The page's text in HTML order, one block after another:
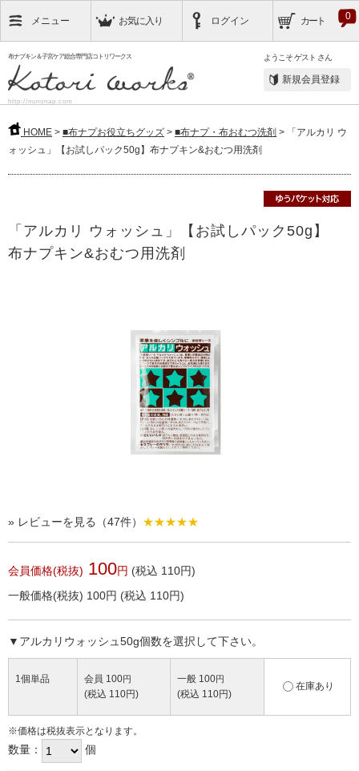
布ナプキン＆子宮ケア総合専門店コトリワークス
http://nunonap.com
ようこそゲスト さん
新規会員登録
メニュー お気に入り ログイン カート 0
HOME > ■布ナプお役立ちグッズ > ■布ナプ・布おむつ洗剤 > 「アルカリ ウ
ォッシュ」【お試しパック50g】布ナプキン&おむつ用洗剤
「アルカリ ウォッシュ」【お試しパック50g】
布ナプキン&おむつ用洗剤
» レビューを見る（47件） ★★★★★
会員価格(税抜) 100円 (税込 110円)
一般価格(税抜) 100円 (税込 110円)
▼アルカリウォッシュ50g個数を選択して下さい。
1個単品 会員 100円
(税込 110円)
一般 100円
(税込 110円)
在庫あり
※価格は税抜表示となります。
数量： 個